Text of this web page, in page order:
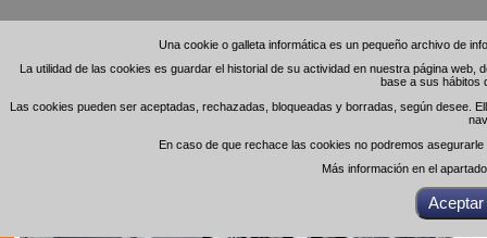
Una cookie o galleta informática es un pequeño archivo de
La utilidad de las cookies es guardar el historial de su actividad en nuestra página
base a sus hábitos
Las cookies pueden ser aceptadas, rechazadas, bloqueadas y borradas, según desee.
En caso de que rechace las cookies no podremos
Más información en el
Una cookie o galleta informática es un pequeño archivo de
La utilidad de las cookies es guardar el historial de su actividad en nuestra página
base a sus hábitos
Las cookies pueden ser aceptadas, rechazadas, bloqueadas y borradas, según desee.
En caso de que rechace las cookies no podremos
Más información en el